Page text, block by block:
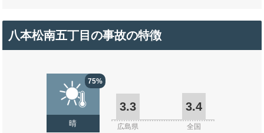
八本松南五丁目の事故の特徴
75%
晴
3.3 3.4
広島県 全国